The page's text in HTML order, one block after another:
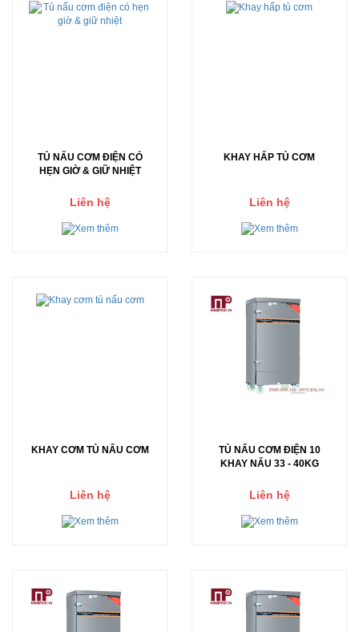
TỦ NẤU CƠM ĐIỆN CÓ
HẸN GIỜ & GIỮ NHIỆT
Liên hệ
KHAY HẤP TỦ CƠM
Liên hệ
KHAY CƠM TỦ NẤU CƠM
Liên hệ
TỦ NẤU CƠM ĐIỆN 10
KHAY NẤU 33 - 40KG
Liên hệ